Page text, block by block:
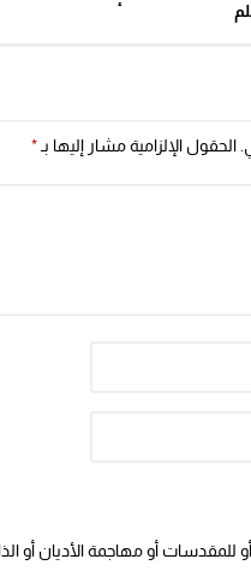
الحقول الإلزامية مشار إليها بـ*
أو مهاجمة الأديان أو